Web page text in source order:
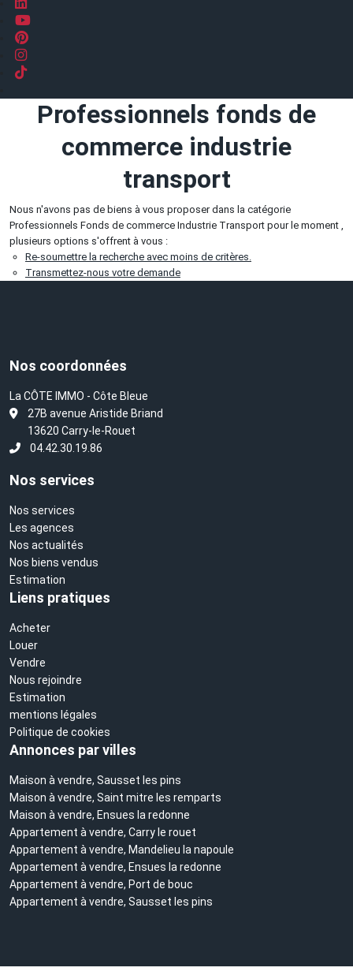
Professionnels fonds de
commerce industrie
transport
Nous n'avons pas de biens à vous proposer dans la catégorie
Professionnels Fonds de commerce Industrie Transport pour le moment ,
plusieurs options s'offrent à vous :
Re-soumettre la recherche avec moins de critères.
Transmettez-nous votre demande
Nos coordonnées
La CÔTE IMMO - Côte Bleue
27B avenue Aristide Briand
13620 Carry-le-Rouet
04.42.30.19.86
Nos services
Nos services
Les agences
Nos actualités
Nos biens vendus
Estimation
Liens pratiques
Acheter
Louer
Vendre
Nous rejoindre
Estimation
mentions légales
Politique de cookies
Annonces par villes
Maison à vendre, Sausset les pins
Maison à vendre, Saint mitre les remparts
Maison à vendre, Ensues la redonne
Appartement à vendre, Carry le rouet
Appartement à vendre, Mandelieu la napoule
Appartement à vendre, Ensues la redonne
Appartement à vendre, Port de bouc
Appartement à vendre, Sausset les pins